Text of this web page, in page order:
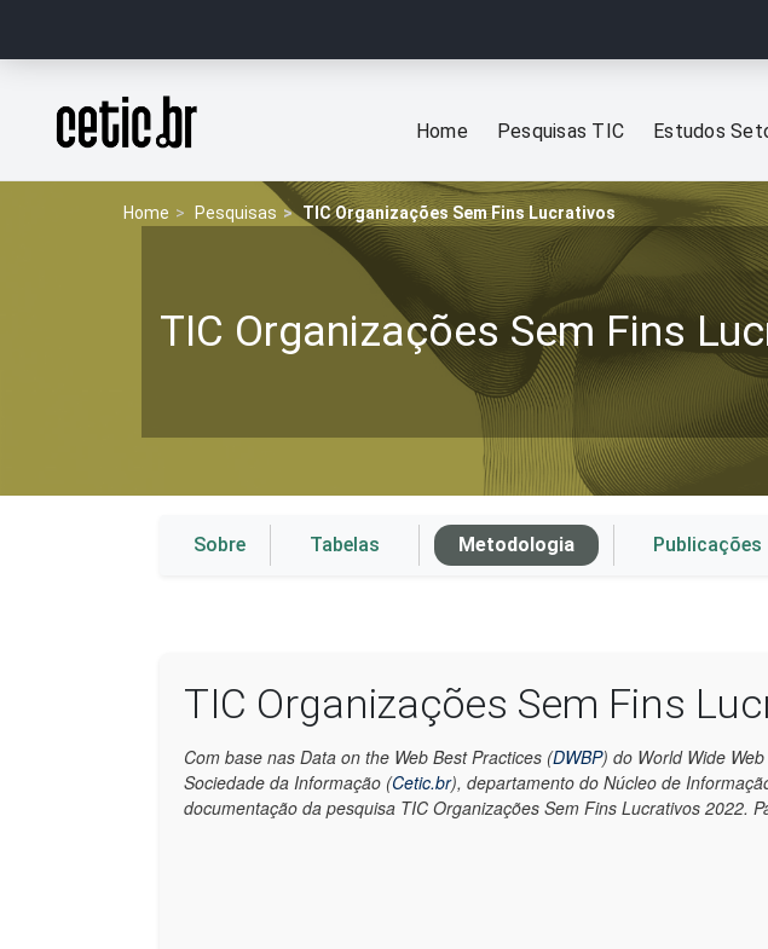
Página inicial
Home Pesquisas TIC Estudos
Home Pesquisas TIC Organizações Sem Fins Lucrativos
TIC Organizações Sem Fins
Sobre Tabelas Metodologia Publicações
TIC Organizações Sem Fins
Com base nas Data on the Web Best Practices (DWBP) do World Wide
Sociedade da Informação (Cetic.br), departamento do Núcleo de
documentação da pesquisa TIC Organizações Sem Fins Lucrativos 2022.